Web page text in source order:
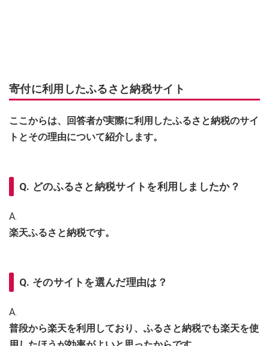
寄付に利用したふるさと納税サイト
ここからは、回答者が実際に利用したふるさと納税のサイ
トとその理由について紹介します。
Q. どのふるさと納税サイトを利用しましたか？
A.
楽天ふるさと納税です。
Q. そのサイトを選んだ理由は？
A.
普段から楽天を利用しており、ふるさと納税でも楽天を使